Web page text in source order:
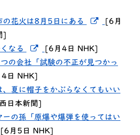
の花火は8月5日にある
新しいウ
[6月
]
なる
新しいウィンドウでリンク
[6月4日 NHK]
の会社「試験の不正が見つかっ
ウィンドウでリンクを開く
日 NHK]
、夏に帽子をかぶらなくてもいい
ンドウでリンクを開く
日本新聞]
ーの孫「原爆や爆弾を使ってはい
新しいウィンドウでリンクを開く
[6月5日 NHK]